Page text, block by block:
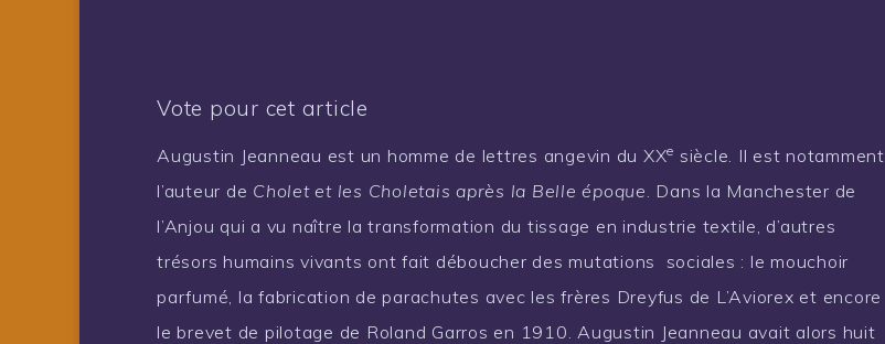
Vote pour cet article
Augustin Jeanneau est un homme de lettres angevin du XXe siècle. Il est notamment
l’auteur de Cholet et les Choletais après la Belle époque . Dans la Manchester de
l’Anjou qui a vu naître la transformation du tissage en industrie textile, d’autres
trésors humains vivants ont fait déboucher des mutations sociales : le mouchoir
parfumé, la fabrication de parachutes avec les frères Dreyfus de L’Aviorex et encore
le brevet de pilotage de Roland Garros en 1910. Augustin Jeanneau avait alors huit